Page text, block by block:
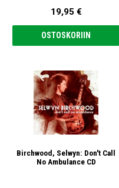
19,95 €
OSTOSKORIIN
Birchwood, Selwyn: Don't Call
No Ambulance CD